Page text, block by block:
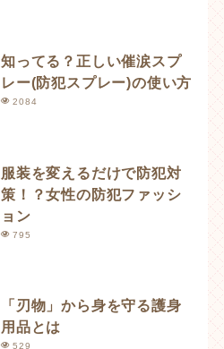
知ってる？正しい催涙スプ
レー(防犯スプレー)の使い方
2084
服装を変えるだけで防犯対
策！？女性の防犯ファッシ
ョン
795
「刃物」から身を守る護身
用品とは
529